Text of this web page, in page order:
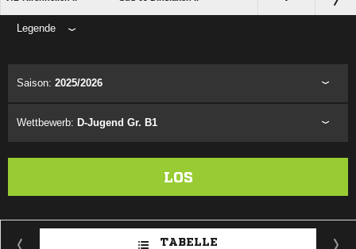
Legende
Saison: 2025/2026
Wettbewerb: D-Jugend Gr. B1
LOS
TABELLE